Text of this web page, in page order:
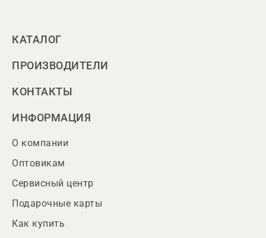
КАТАЛОГ
ПРОИЗВОДИТЕЛИ
КОНТАКТЫ
ИНФОРМАЦИЯ
О компании
Оптовикам
Сервисный центр
Подарочные карты
Как купить